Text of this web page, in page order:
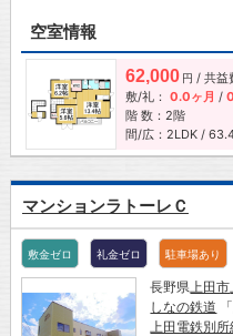
空室情報
62,000 円 / 共益
敷/礼： 0.0ヶ月 /
階 数：2階
間/広：2LDK /
マンションラトーレＣ
敷金ゼロ 礼金ゼロ 駐車場あり
長野県 上田市
しなの鉄道 「
上田電鉄別所